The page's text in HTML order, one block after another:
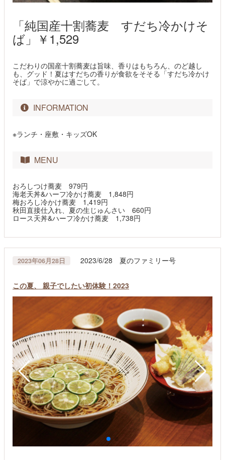
「純国産十割蕎麦 すだち冷かけそ
ば」￥1,529
こだわりの国産十割蕎麦は旨味、香りはもちろん、のど越し
も、グッド！夏はすだちの香りが食欲をそそる「すだち冷かけ
そば」で涼やかに過ごして。​
INFORMATION
※ランチ・座敷・キッズOK
MENU
おろしつけ蕎麦 979円
海老天丼&ハーフ冷かけ蕎麦 1,848円
梅おろし冷かけ蕎麦 1,419円
秋田直接仕入れ、夏の生じゅんさい 660円
ロース天丼&ハーフ冷かけ蕎麦 1,738円
2023年06月28日 2023/6/28 夏のファミリー号
この夏、 親子でしたい初体験！2023